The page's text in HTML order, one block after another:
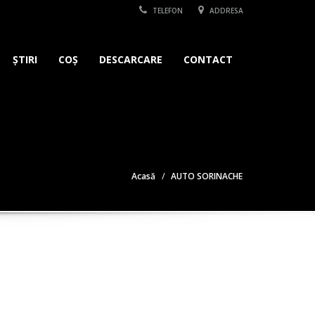
TELEFON ADDRESA
ȘTIRI COȘ DESCARCARE CONTACT
Acasă AUTO SORINACHE